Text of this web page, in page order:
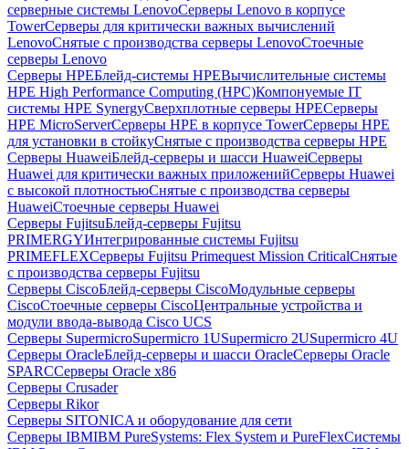
серверные системы LenovoСерверы Lenovo в корпусе
TowerСерверы для критически важных вычислений
LenovoСнятые с производства серверы LenovoСтоечные
серверы Lenovo
Серверы HPEБлейд-системы HPEВычислительные системы
HPE High Performance Computing (HPC)Компонуемые IT
системы HPE SynergyСверхплотные серверы HPEСерверы
HPE MicroServerСерверы HPE в корпусе TowerСерверы HPE
для установки в стойкуСнятые с производства серверы HPE
Серверы HuaweiБлейд-серверы и шасси HuaweiСерверы
Huawei для критически важных приложенийСерверы Huawei
с высокой плотностьюСнятые с производства серверы
HuaweiСтоечные серверы Huawei
Серверы FujitsuБлейд-серверы Fujitsu
PRIMERGYИнтегрированные системы Fujitsu
PRIMEFLEXСерверы Fujitsu Primequest Mission CriticalСнятые
с производства серверы Fujitsu
Серверы CiscoБлейд-серверы CiscoМодульные серверы
CiscoСтоечные серверы CiscoЦентральные устройства и
модули ввода-вывода Cisco UCS
Серверы SupermicroSupermicro 1USupermicro 2USupermicro 4U
Серверы OracleБлейд-серверы и шасси OracleСерверы Oracle
SPARCСерверы Oracle x86
Серверы Crusader
Серверы Rikor
Серверы SITONICA и оборудование для сети
Серверы IBMIBM PureSystems: Flex System и PureFlexСистемы